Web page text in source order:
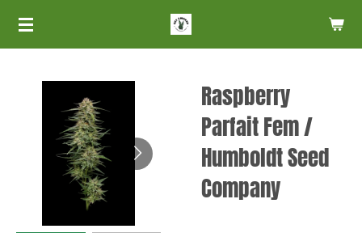
Zum
Raspberry
Parfait Fem /
Humboldt Seed
Company